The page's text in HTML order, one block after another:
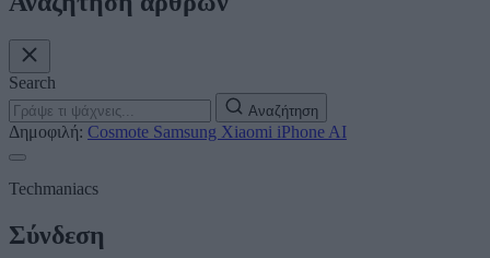
Search
Αναζήτηση
Δημοφιλή: Cosmote Samsung Xiaomi iPhone AI
Techmaniacs
Σύνδεση